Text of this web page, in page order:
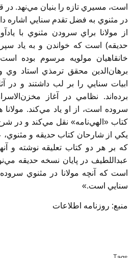
است، مسيري تازه را بنيان مي‌‌نهد. در
در مثنوي به فضل تقدم سنايي اشاره
از مولانا براي سرودن مثنوي با
حديقه) است که خواندن و به ياد
خانقاهيان مولويه مرسوم بوده
برهان‌الد‌ين محقق‌ ترمذي استاد
ابيات سنايي را بر لب داشتند و در
برده‌اند. نظامي در آغاز
سروده است، از او ياد مي‌کند. مولانا
کتاب «الهي‌نامه» نقل مي‌کند و در
يکي از شارحان کتاب حديقه و
که بر هر دو کتاب تعليقه نوشته و
عبداللطيف در پايان نسخه حديقه
است که آنچه مولانا در مثنوي
سنايي است.»
منبع: روزنامه اطلاعات